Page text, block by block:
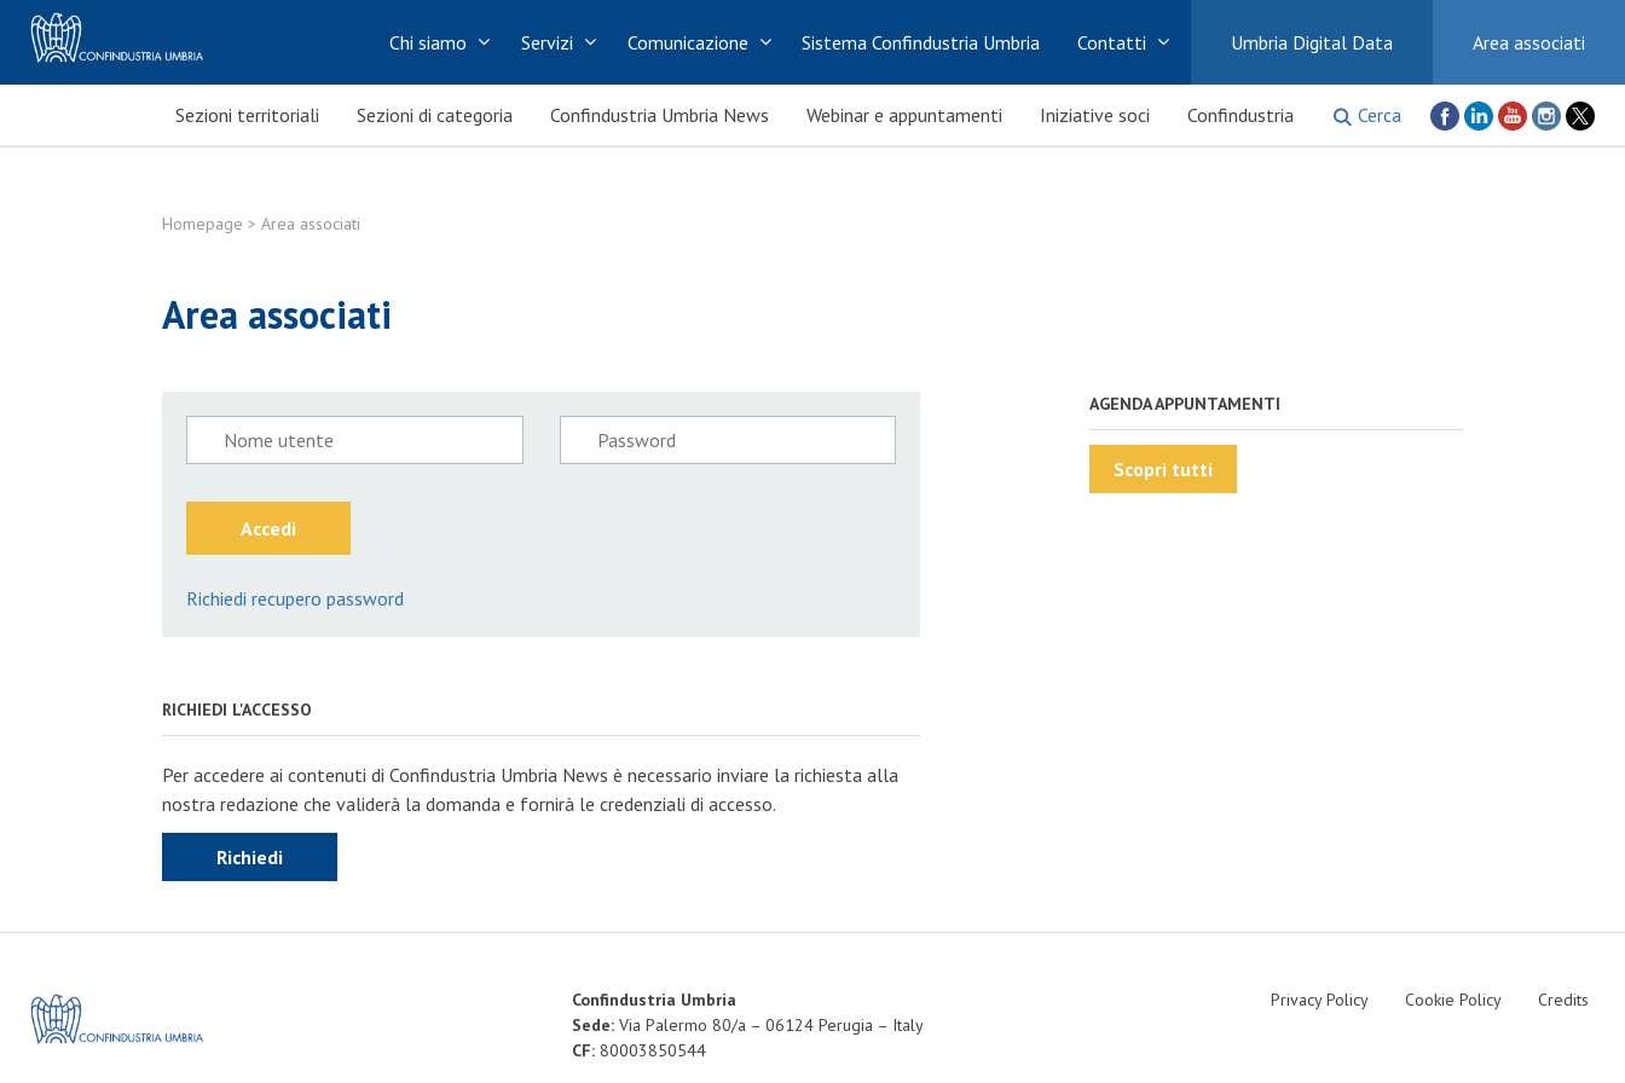
Chi siamo Servizi Comunicazione Sistema Confindustria Umbria Contatti Umbria Digital Data Area associati
Sezioni territoriali Sezioni di categoria Confindustria Umbria News Webinar e appuntamenti Iniziative soci Confindustria Cerca
Homepage > Area associati
Area associati
Accedi
Richiedi recupero password
RICHIEDI L'ACCESSO
Per accedere ai contenuti di Confindustria Umbria News è necessario inviare la richiesta alla
nostra redazione che validerà la domanda e fornirà le credenziali di accesso.
Richiedi
AGENDA APPUNTAMENTI
Scopri tutti
Confindustria Umbria
Sede: Via Palermo 80/a – 06124 Perugia – Italy
CF: 80003850544
Privacy Policy Cookie Policy Credits